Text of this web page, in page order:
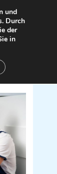
und
Durch
der
in